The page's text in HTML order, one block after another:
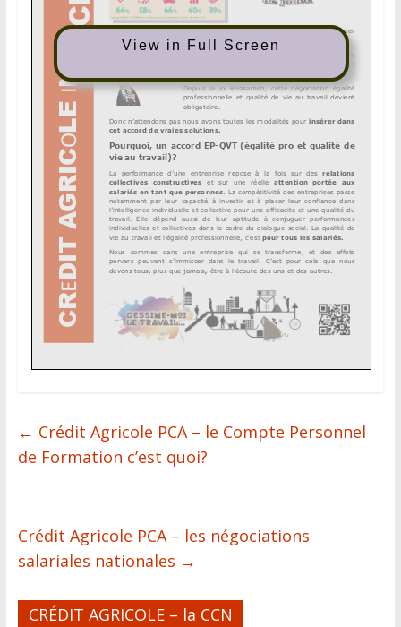
View in Full Screen
← Crédit Agricole PCA – le Compte Personnel
de Formation c’est quoi?
Crédit Agricole PCA – les négociations
salariales nationales →
CRÉDIT AGRICOLE – la CCN